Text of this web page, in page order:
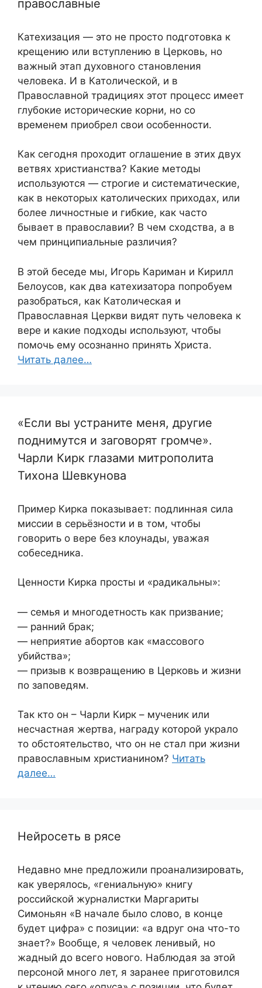
православные
Катехизация — это не просто подготовка к
крещению или вступлению в Церковь, но
важный этап духовного становления
человека. И в Католической, и в
Православной традициях этот процесс имеет
глубокие исторические корни, но со
временем приобрел свои особенности.
Как сегодня проходит оглашение в этих двух
ветвях христианства? Какие методы
используются — строгие и систематические,
как в некоторых католических приходах, или
более личностные и гибкие, как часто
бывает в православии? В чем сходства, а в
чем принципиальные различия?
В этой беседе мы, Игорь Кариман и Кирилл
Белоусов, как два катехизатора попробуем
разобраться, как Католическая и
Православная Церкви видят путь человека к
вере и какие подходы используют, чтобы
помочь ему осознанно принять Христа.
Читать далее…
«Если вы устраните меня, другие
поднимутся и заговорят громче».
Чарли Кирк глазами митрополита
Тихона Шевкунова
Пример Кирка показывает: подлинная сила
миссии в серьёзности и в том, чтобы
говорить о вере без клоунады, уважая
собеседника.
Ценности Кирка просты и «радикальны»:
— семья и многодетность как призвание;
— ранний брак;
— неприятие абортов как «массового
убийства»;
— призыв к возвращению в Церковь и жизни
по заповедям.
Так кто он – Чарли Кирк – мученик или
несчастная жертва, награду которой украло
то обстоятельство, что он не стал при жизни
православным христианином? Читать
далее…
Нейросеть в рясе
Недавно мне предложили проанализировать,
как уверялось, «гениальную» книгу
российской журналистки Маргариты
Симоньян «В начале было слово, в конце
будет цифра» с позиции: «а вдруг она что-то
знает?» Вообще, я человек ленивый, но
жадный до всего нового. Наблюдая за этой
персоной много лет, я заранее приготовился